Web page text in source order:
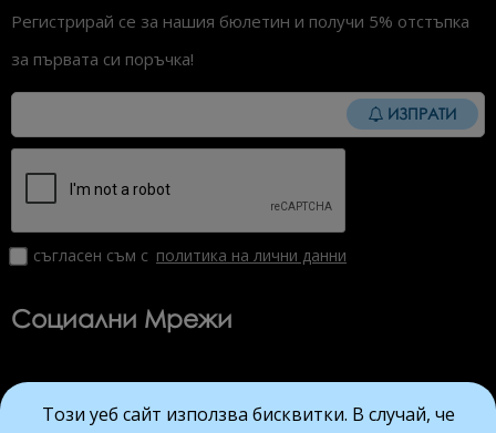
Регистрирай се за нашия бюлетин и получи 5% отстъпка
за първата си поръчка!
ИЗПРАТИ
съгласен съм с политика на лични данни
Социални Мрежи
Viber Facebook Instagram YouTube
Този уеб сайт използва бисквитки. В случай, че